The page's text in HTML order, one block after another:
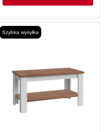
Szybka wysyłka